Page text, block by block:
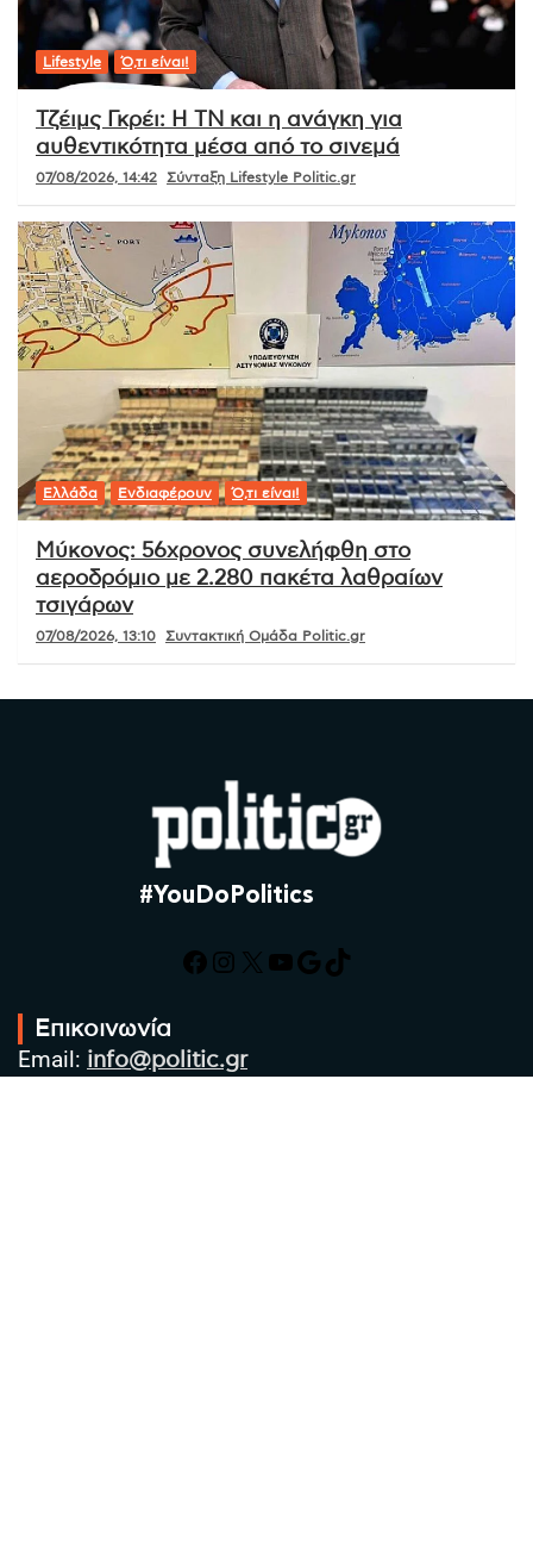
Lifestyle Ό,τι είναι!
Τζέιμς Γκρέι: Η ΤΝ και η ανάγκη για
αυθεντικότητα μέσα από το σινεμά
07/08/2026, 14:42 Σύνταξη Lifestyle Politic.gr
Ελλάδα Ενδιαφέρουν Ό,τι είναι!
Μύκονος: 56χρονος συνελήφθη στο
αεροδρόμιο με 2.280 πακέτα λαθραίων
τσιγάρων
07/08/2026, 13:10 Συντακτική Ομάδα Politic.gr
#YouDoPolitics
Facebook
Instagram
X YouTube
Google
TikTok
Επικοινωνία
Email: info@politic.gr